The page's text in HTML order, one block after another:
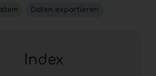
Daten exportieren
Index